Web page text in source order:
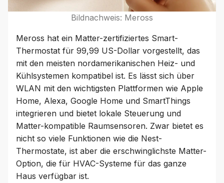
Bildnachweis: Meross
Meross hat ein Matter-zertifiziertes Smart-
Thermostat für 99,99 US-Dollar vorgestellt, das
mit den meisten nordamerikanischen Heiz- und
Kühlsystemen kompatibel ist. Es lässt sich über
WLAN mit den wichtigsten Plattformen wie Apple
Home, Alexa, Google Home und SmartThings
integrieren und bietet lokale Steuerung und
Matter-kompatible Raumsensoren. Zwar bietet es
nicht so viele Funktionen wie die Nest-
Thermostate, ist aber die erschwinglichste Matter-
Option, die für HVAC-Systeme für das ganze
Haus verfügbar ist.